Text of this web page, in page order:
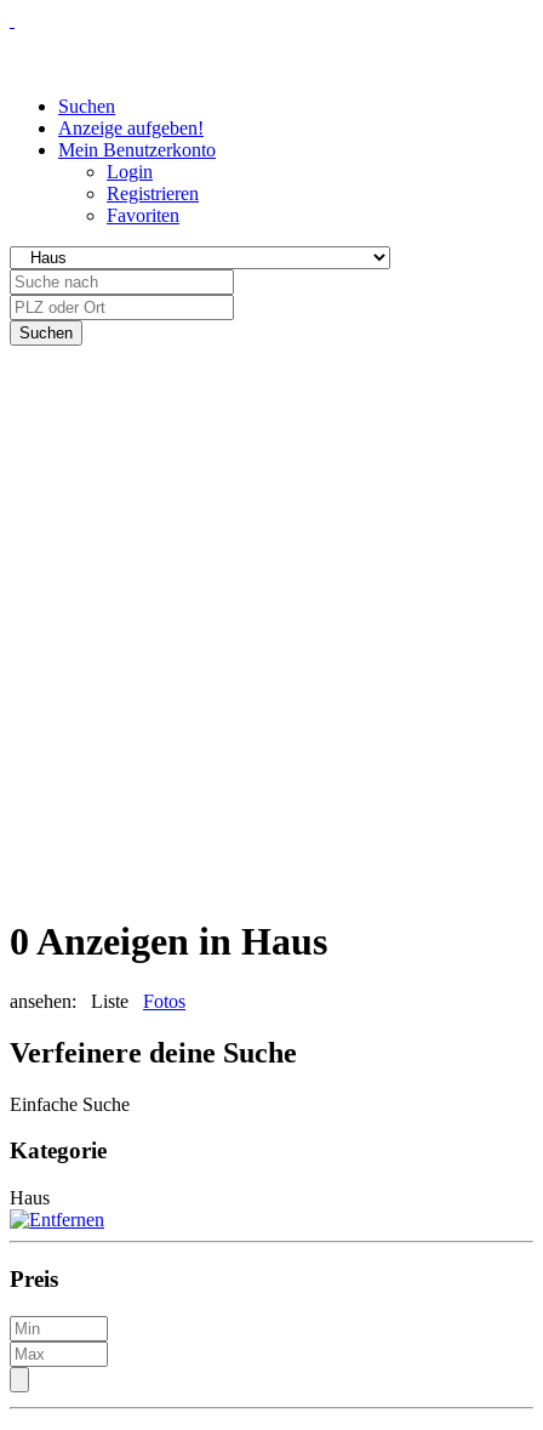
Suchen
Anzeige aufgeben!
Mein Benutzerkonto
Login
Registrieren
Favoriten
0 Anzeigen in Haus
ansehen: Liste Fotos
Verfeinere deine Suche
Einfache Suche
Kategorie
Haus
Preis